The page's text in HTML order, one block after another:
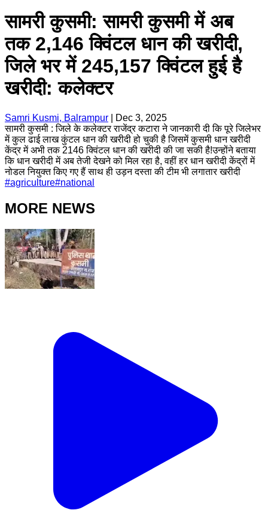
सामरी कुसमी: सामरी कुसमी में अब
तक 2,146 क्विंटल धान की खरीदी,
जिले भर में 245,157 क्विंटल हुई है
खरीदी: कलेक्टर
Samri Kusmi, Balrampur
Dec 3, 2025
सामरी कुसमी : जिले के कलेक्टर राजेंद्र कटारा ने जानकारी दी कि पूरे जिलेभर
में कुल ढाई लाख कुंटल धान की खरीदी हो चुकी है जिसमें कुसमी धान खरीदी
केंद्र में अभी तक 2146 क्विंटल धान की खरीदी की जा सकी है!उन्होंने बताया
कि धान खरीदी में अब तेजी देखने को मिल रहा है, वहीं हर धान खरीदी केंद्रों में
नोडल नियुक्त किए गए हैं साथ ही उड़न दस्ता की टीम भी लगातार खरीदी
#agriculture#national
MORE NEWS